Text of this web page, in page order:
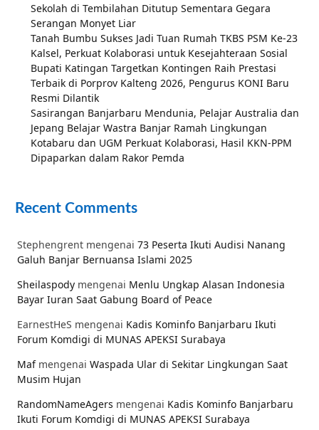
Sekolah di Tembilahan Ditutup Sementara Gegara
Serangan Monyet Liar
Tanah Bumbu Sukses Jadi Tuan Rumah TKBS PSM Ke-23
Kalsel, Perkuat Kolaborasi untuk Kesejahteraan Sosial
Bupati Katingan Targetkan Kontingen Raih Prestasi
Terbaik di Porprov Kalteng 2026, Pengurus KONI Baru
Resmi Dilantik
Sasirangan Banjarbaru Mendunia, Pelajar Australia dan
Jepang Belajar Wastra Banjar Ramah Lingkungan
Kotabaru dan UGM Perkuat Kolaborasi, Hasil KKN-PPM
Dipaparkan dalam Rakor Pemda
Recent Comments
Stephengrent mengenai 73 Peserta Ikuti Audisi Nanang
Galuh Banjar Bernuansa Islami 2025
Sheilaspody mengenai Menlu Ungkap Alasan Indonesia
Bayar Iuran Saat Gabung Board of Peace
EarnestHeS mengenai Kadis Kominfo Banjarbaru Ikuti
Forum Komdigi di MUNAS APEKSI Surabaya
Mafmengenai Waspada Ular di Sekitar Lingkungan Saat
Musim Hujan
RandomNameAgers mengenai Kadis Kominfo Banjarbaru
Ikuti Forum Komdigi di MUNAS APEKSI Surabaya